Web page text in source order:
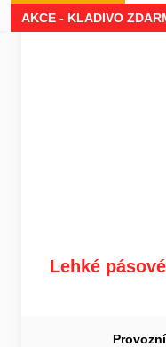
AKCE - KLADIVO
Lehké